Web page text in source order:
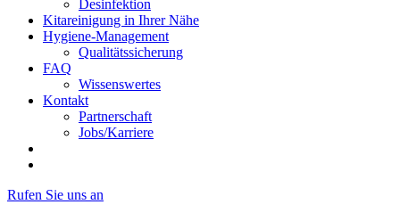
Desinfektion
Kitareinigung in Ihrer Nähe
Hygiene-Management
Qualitätssicherung
FAQ
Wissenswertes
Kontakt
Partnerschaft
Jobs/Karriere
Rufen Sie uns an